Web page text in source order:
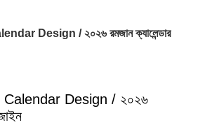
Design / ২০২৬ রমজান ক্যালেন্ডার
Design / ২০২৬